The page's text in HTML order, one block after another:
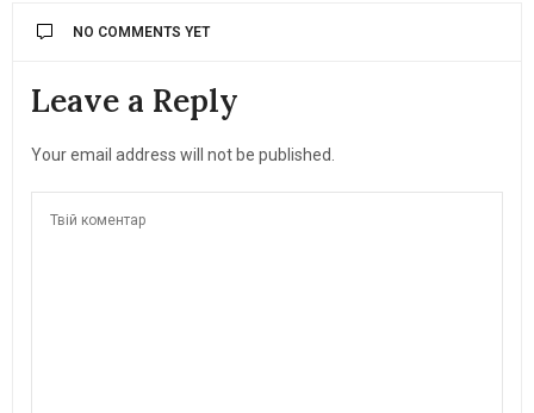
NO COMMENTS YET
Leave a Reply
Your email address will not be published.